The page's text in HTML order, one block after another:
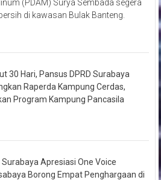
(PDAM) Surya Sembada segera
di kawasan Bulak Banteng.
30 Hari, Pansus DPRD Surabaya
Raperda Kampung Cerdas,
Program Kampung Pancasila
Surabaya Apresiasi One Voice
Borong Empat Penghargaan di